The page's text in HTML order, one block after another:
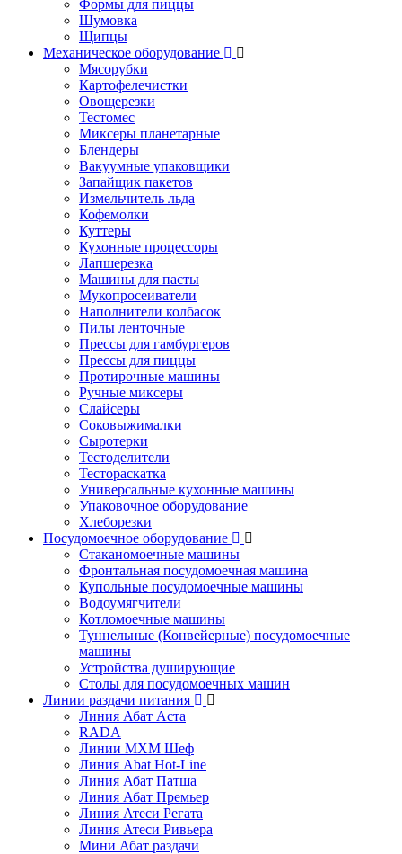
Формы для пиццы
Шумовка
Щипцы
Механическое оборудование
Мясорубки
Картофелечистки
Овощерезки
Тестомес
Миксеры планетарные
Блендеры
Вакуумные упаковщики
Запайщик пакетов
Измельчитель льда
Кофемолки
Куттеры
Кухонные процессоры
Лапшерезка
Машины для пасты
Мукопросеиватели
Наполнители колбасок
Пилы ленточные
Прессы для гамбургеров
Прессы для пиццы
Протирочные машины
Ручные миксеры
Слайсеры
Соковыжималки
Сыротерки
Тестоделители
Тестораскатка
Универсальные кухонные машины
Упаковочное оборудование
Хлеборезки
Посудомоечное оборудование
Стаканомоечные машины
Фронтальная посудомоечная машина
Купольные посудомоечные машины
Водоумягчители
Котломоечные машины
Туннельные (Конвейерные) посудомоечные
машины
Устройства душирующие
Столы для посудомоечных машин
Линии раздачи питания
Линия Абат Аста
RADA
Линии МХМ Шеф
Линия Abat Hot-Line
Линия Абат Патша
Линия Абат Премьер
Линия Атеси Регата
Линия Атеси Ривьера
Мини Абат раздачи